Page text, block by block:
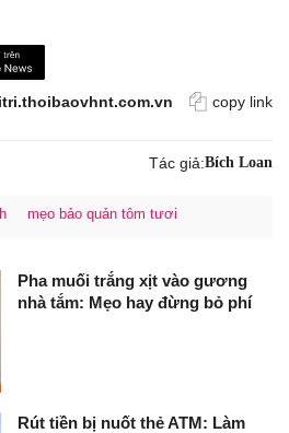
copy link
Tác giả:Bích Loan
mẹo bảo quản tôm tươi
Pha muối trắng xịt vào gương
nhà tắm: Mẹo hay đừng bỏ phí
Rút tiền bị nuốt thẻ ATM: Làm